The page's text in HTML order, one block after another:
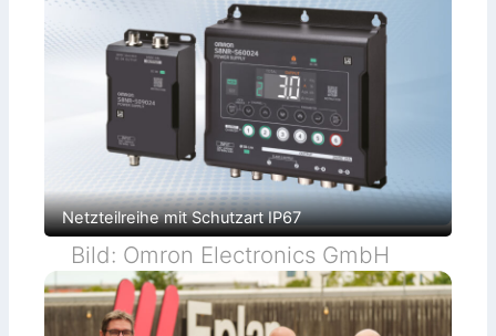
Netzteilreihe mit Schutzart IP67
Bild: Omron Electronics GmbH